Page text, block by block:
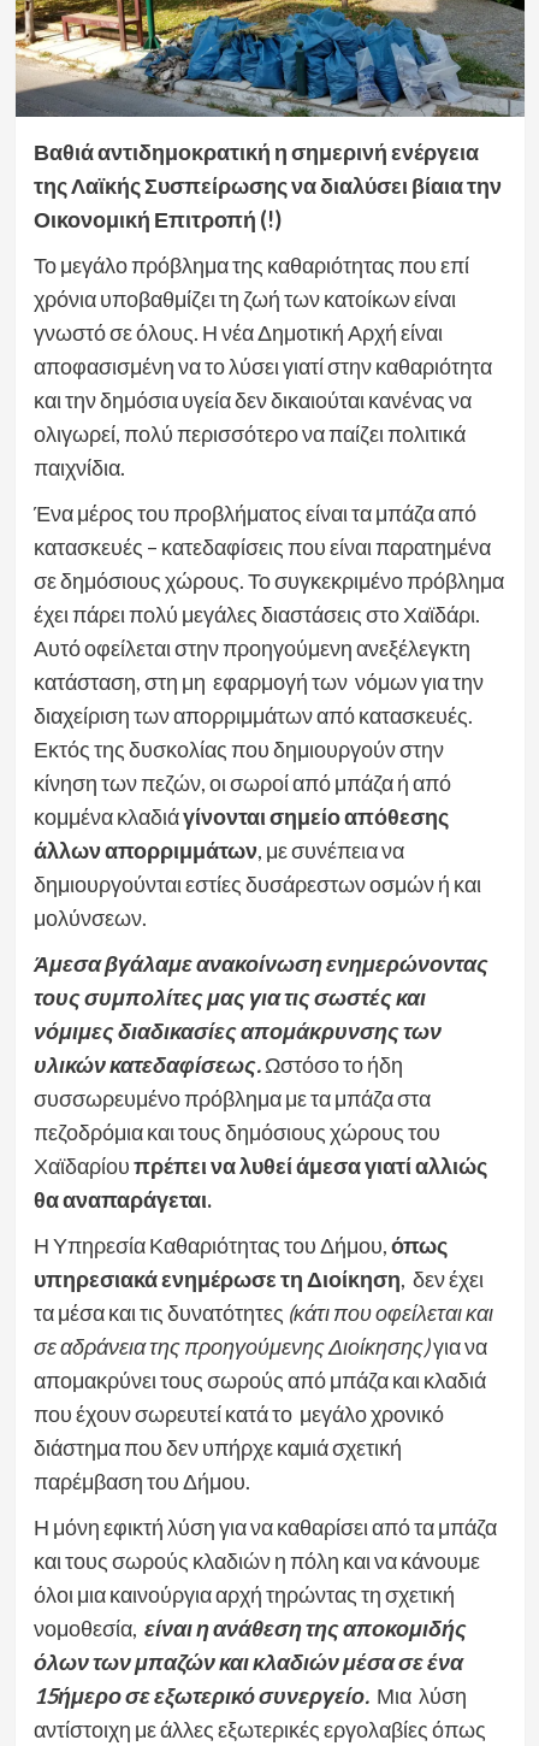
Βαθιά αντιδημοκρατική η σημερινή ενέργεια
της Λαϊκής Συσπείρωσης να διαλύσει βίαια την
Οικονομική Επιτροπή (!)
Το μεγάλο πρόβλημα της καθαριότητας που επί
χρόνια υποβαθμίζει τη ζωή των κατοίκων είναι
γνωστό σε όλους. Η νέα Δημοτική Αρχή είναι
αποφασισμένη να το λύσει γιατί στην καθαριότητα
και την δημόσια υγεία δεν δικαιούται κανένας να
ολιγωρεί, πολύ περισσότερο να παίζει πολιτικά
παιχνίδια.
Ένα μέρος του προβλήματος είναι τα μπάζα από
κατασκευές – κατεδαφίσεις που είναι παρατημένα
σε δημόσιους χώρους. Το συγκεκριμένο πρόβλημα
έχει πάρει πολύ μεγάλες διαστάσεις στο Χαϊδάρι.
Αυτό οφείλεται στην προηγούμενη ανεξέλεγκτη
κατάσταση, στη μη εφαρμογή των νόμων για την
διαχείριση των απορριμμάτων από κατασκευές.
Εκτός της δυσκολίας που δημιουργούν στην
κίνηση των πεζών, οι σωροί από μπάζα ή από
κομμένα κλαδιάγίνονται σημείο απόθεσης
άλλων απορριμμάτων, με συνέπεια να
δημιουργούνται εστίες δυσάρεστων οσμών ή και
μολύνσεων.
Άμεσα βγάλαμε ανακοίνωση ενημερώνοντας
τους συμπολίτες μας για τις σωστές και
νόμιμες διαδικασίες απομάκρυνσης των
υλικών κατεδαφίσεως.Ωστόσο το ήδη
συσσωρευμένο πρόβλημα με τα μπάζα στα
πεζοδρόμια και τους δημόσιους χώρους του
Χαϊδαρίουπρέπει να λυθεί άμεσα γιατί αλλιώς
θα αναπαράγεται.
Η Υπηρεσία Καθαριότητας του Δήμου,όπως
υπηρεσιακά ενημέρωσε τη Διοίκηση, δεν έχει
τα μέσα και τις δυνατότητες (κάτι που οφείλεται και
σε αδράνεια της προηγούμενης Διοίκησης)για να
απομακρύνει τους σωρούς από μπάζα και κλαδιά
που έχουν σωρευτεί κατά το μεγάλο χρονικό
διάστημα που δεν υπήρχε καμιά σχετική
παρέμβαση του Δήμου.
Η μόνη εφικτή λύση για να καθαρίσει από τα μπάζα
και τους σωρούς κλαδιών η πόλη και να κάνουμε
όλοι μια καινούργια αρχή τηρώντας τη σχετική
νομοθεσία, είναι η ανάθεση της αποκομιδής
όλων των μπαζών και κλαδιών μέσα σε ένα
15ήμερο σε εξωτερικό συνεργείο. Μια λύση
αντίστοιχη με άλλες εξωτερικές εργολαβίες όπως